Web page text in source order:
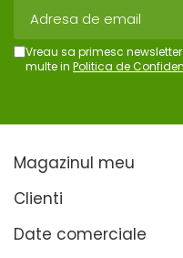
Vreau sa primesc
multe in Politica de
Magazinul meu
Clienti
Date comerciale